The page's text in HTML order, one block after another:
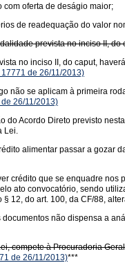
com oferta de deságio maior;
de readequação do valor
prevista no inciso II,
no inciso II, do caput,
de 26/11/2013)
não se aplicam à primeira
26/11/2013)
do Acordo Direto previsto
Lei.
alimentar passar a gozar
crédito que se enquadre nos
ato convocatório, sendo
§ 12, do art. 100, da CF/88,
documentos não dispensa a
compete à Procuradoria
de 26/11/2013)***